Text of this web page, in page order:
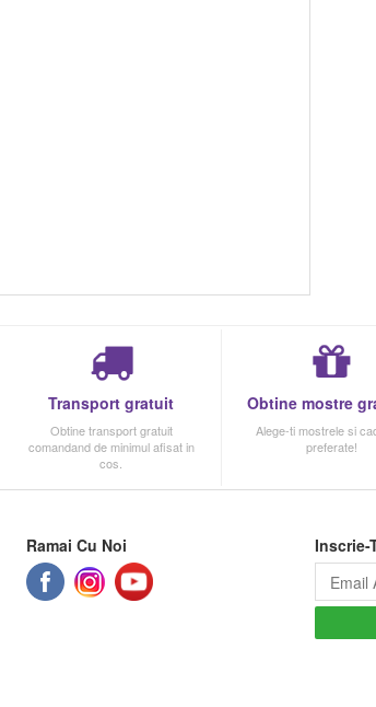
Transport gratuit
Obtine transport gratuit
comandand de minimul afisat in
cos.
Obtine mostre
Alege-ti mostrele si
preferate!
Ramai Cu Noi Inscrie-